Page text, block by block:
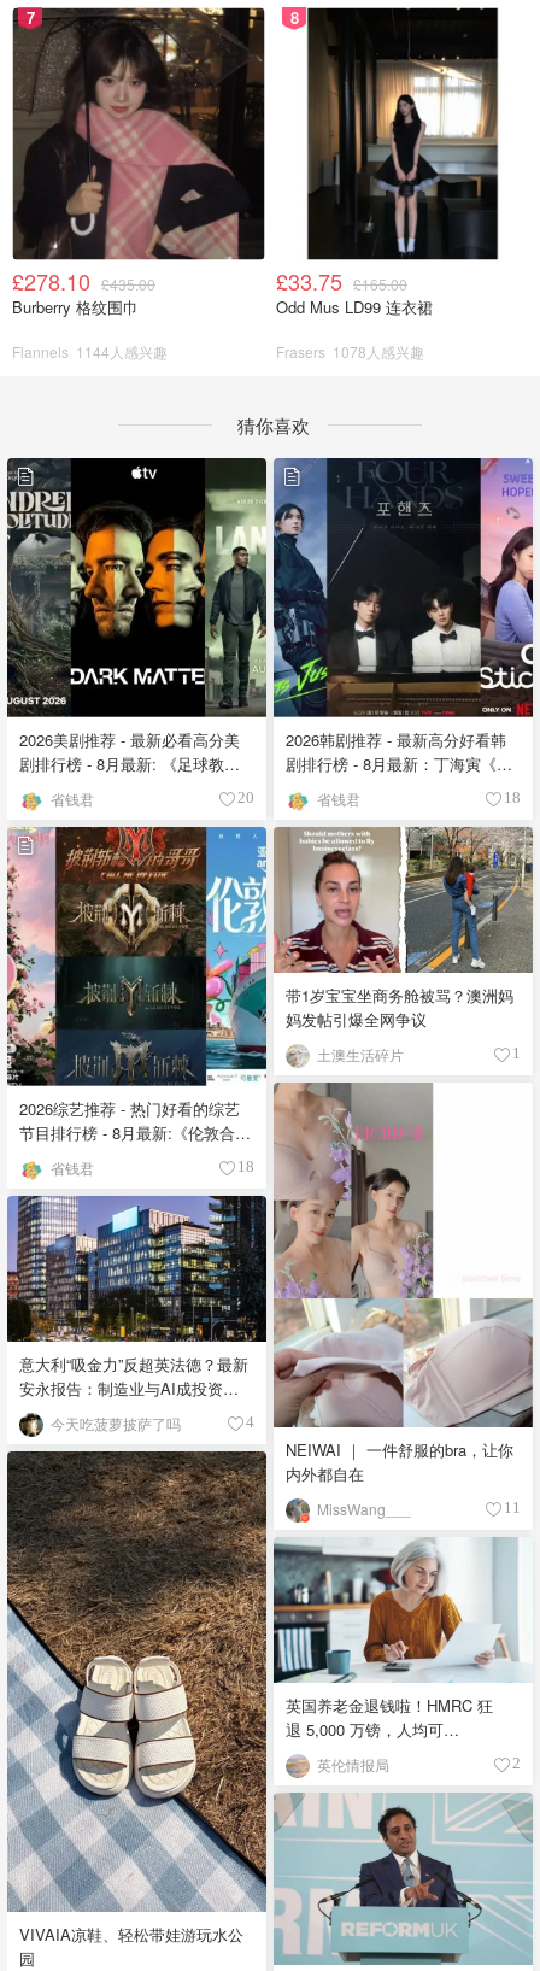
7
£278.10 £435.00
Burberry 格纹围巾
Flannels 1144人感兴趣
8
£33.75 £165.00
Odd Mus LD99 连衣裙
Frasers 1078人感兴趣
猜你喜欢
2026美剧推荐 - 最新必看高分美
剧排行榜 - 8月最新: 《​​足球教练
》第四季回归！
省钱君 20
2026韩剧推荐 - 最新高分好看韩
剧排行榜 - 8月最新：丁海寅《我
的荒糖恋爱 》上线❣️
省钱君 18
2026综艺推荐 - 热门好看的综艺
节目排行榜 - 8月最新:《​​伦敦合伙
人》回归啦
省钱君 18
带1岁宝宝坐商务舱被骂？澳洲妈
妈发帖引爆全网争议
土澳生活碎片 1
NEIWAI ｜ 一件舒服的bra，让你
内外都自在
MissWang___ 11
意大利“吸金力”反超英法德？最新
安永报告：制造业与AI成投资新
宠！ 今天吃菠萝披萨了吗 4
VIVAIA凉鞋、轻松带娃游玩水公
园
英国养老金退钱啦！HMRC 狂
退 5,000 万镑，人均可
领 £4,000！
英伦情报局 2